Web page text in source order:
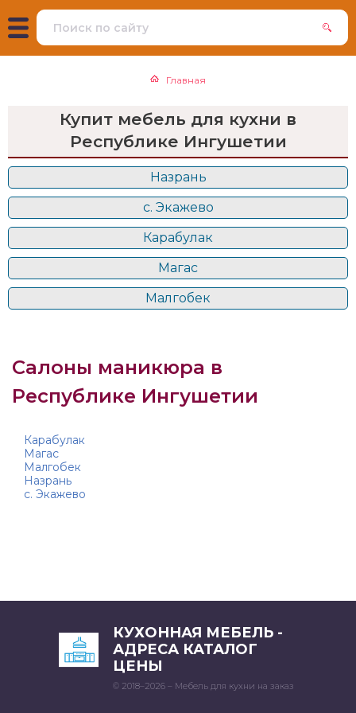
Главная
Купит мебель для кухни в
Республике Ингушетии
Назрань
с. Экажево
Карабулак
Магас
Малгобек
Салоны маникюра в
Республике Ингушетии
Карабулак
Магас
Малгобек
Назрань
с. Экажево
КУХОННАЯ МЕБЕЛЬ -
АДРЕСА КАТАЛОГ
ЦЕНЫ
© 2018–2026 – Мебель для кухни на заказ